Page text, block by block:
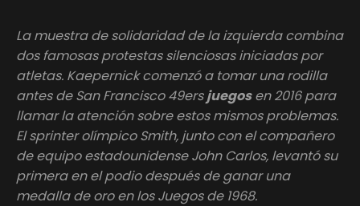
La muestra de solidaridad de la izquierda combina
dos famosas protestas silenciosas iniciadas por
atletas. Kaepernick comenzó a tomar una rodilla
antes de San Francisco 49ersjuegosen 2016 para
llamar la atención sobre estos mismos problemas.
El sprinter olímpico Smith, junto con el compañero
de equipo estadounidense John Carlos, levantó su
primera en el podio después de ganar una
medalla de oro en los Juegos de 1968.